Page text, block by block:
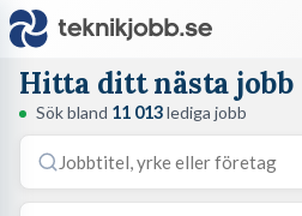
Hitta ditt nästa jobb
Sök bland 11 013lediga jobb